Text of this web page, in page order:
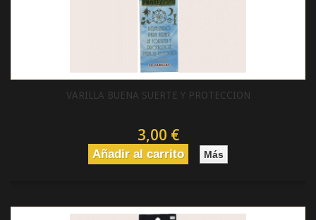
VARILLA BUENA SUERTE Y PROTECCION
3,00 €
Añadir al carrito Más